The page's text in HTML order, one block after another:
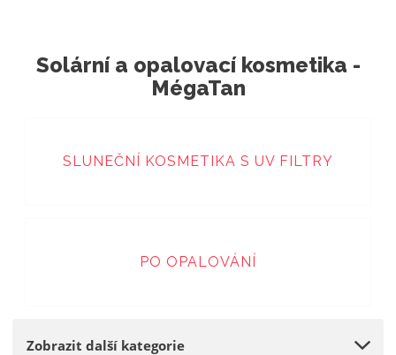
s
Solární a opalovací kosmetika -
MégaTan
SLUNEČNÍ KOSMETIKA S UV FILTRY
PO OPALOVÁNÍ
Zobrazit další kategorie